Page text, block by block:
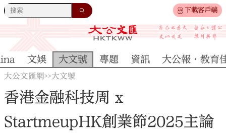
下載客戶端
文娛 大文號 專題 資訊 大公報·教育
大公文匯網>>大文號
香港金融科技周 x
StartmeupHK創業節2025主論